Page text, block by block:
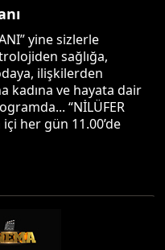
yine sizlerle
sağlığa,
ilişkilerden
kadına ve hayata dair
“NİLÜFER
her gün 11.00’de